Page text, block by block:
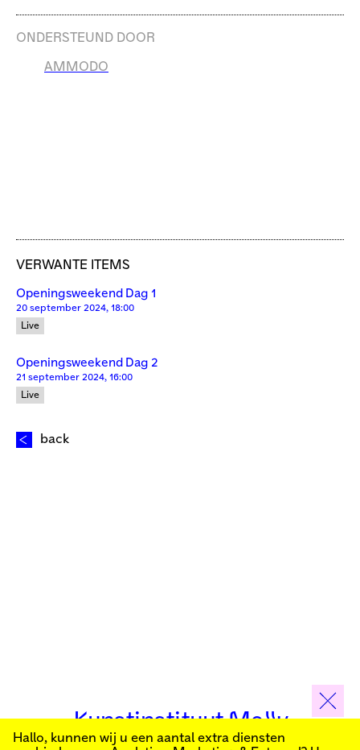
ONDERSTEUND DOOR
AMMODO
VERWANTE ITEMS
Openingsweekend Dag 1
20 september 2024, 18:00
Live
Openingsweekend Dag 2
21 september 2024, 16:00
Live
back
Kunstinstituut Melly
Hallo, kunnen wij u een aantal extra diensten